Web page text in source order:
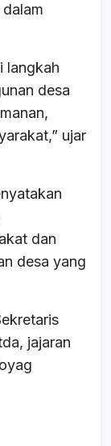
langkah
desa
ujar
dan
desa yang
jajaran